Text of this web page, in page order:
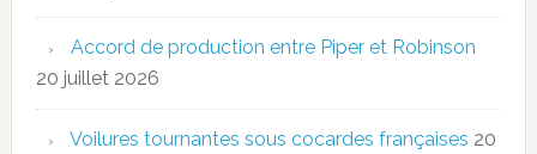
Accord de production entre Piper et Robinson
20 juillet 2026
Voilures tournantes sous cocardes françaises 20